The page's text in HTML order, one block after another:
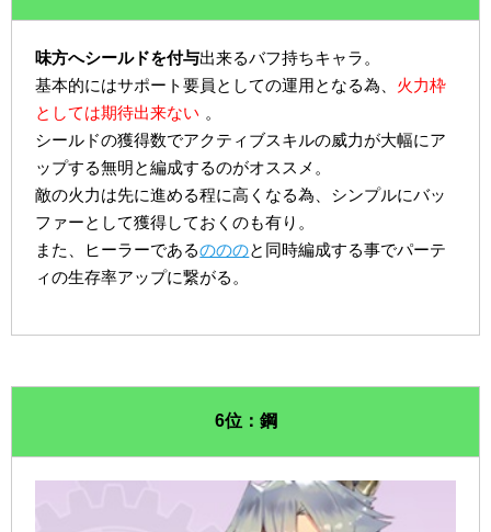
味方へシールドを付与出来るバフ持ちキャラ。
基本的にはサポート要員としての運用となる為、 火力枠
としては期待出来ない 。
シールドの獲得数でアクティブスキルの威力が大幅にア
ップする無明と編成するのがオススメ。
敵の火力は先に進める程に高くなる為、シンプルにバッ
ファーとして獲得しておくのも有り。
また、ヒーラーであるのののと同時編成する事でパーテ
ィの生存率アップに繋がる。
6位：鋼